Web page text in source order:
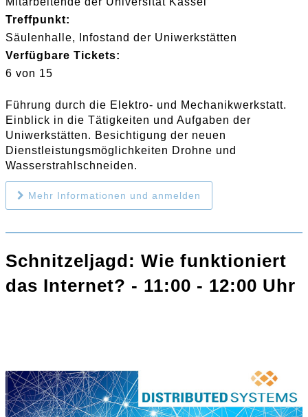
Treffpunkt:
Säulenhalle, Infostand der Uniwerkstätten
Verfügbare Tickets:
6 von 15
Führung durch die Elektro- und Mechanikwerkstatt.
Einblick in die Tätigkeiten und Aufgaben der
Uniwerkstätten. Besichtigung der neuen
Dienstleistungsmöglichkeiten Drohne und
Wasserstrahlschneiden.
Mehr Informationen und anmelden
Schnitzeljagd: Wie funktioniert
das Internet? - 11:00 - 12:00 Uhr